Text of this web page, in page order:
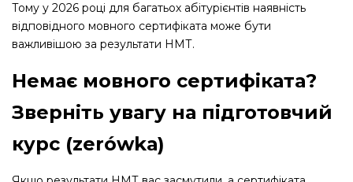
Тому у 2026 році для багатьох абітурієнтів наявність
відповідного мовного сертифіката може бути
важливішою за результати НМТ.
Немає мовного сертифіката?
Зверніть увагу на підготовчий
курс (zerówkа)